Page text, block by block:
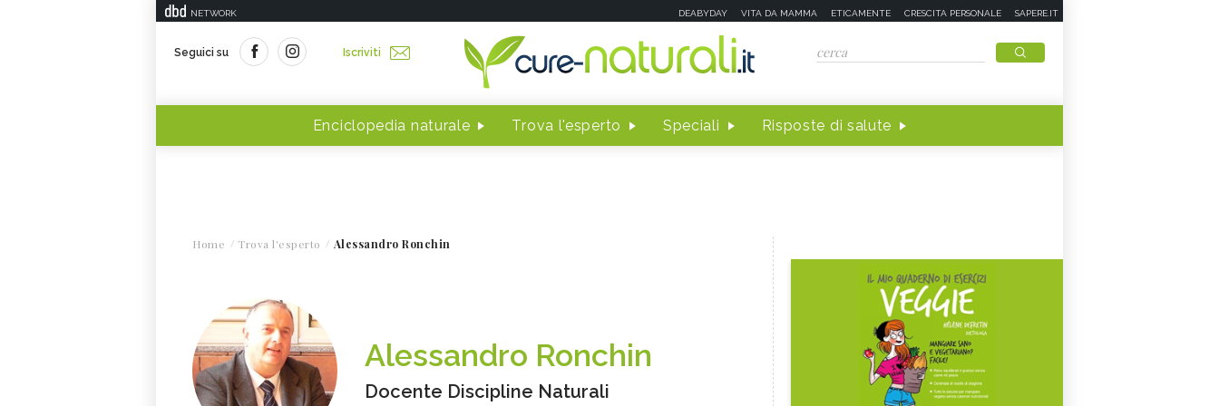
NETWORK DEABYDAY VITA DA MAMMA ETICAMENTE CRESCITA PERSONALE SAPERE.IT
Seguici su Iscriviti
Enciclopedia naturale Trova l'esperto Speciali Risposte di salute
Home Trova l'esperto Alessandro Ronchin
Alessandro Ronchin
Docente Discipline Naturali